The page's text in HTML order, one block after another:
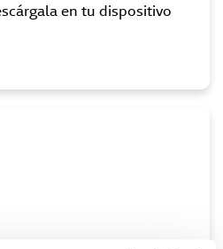
en tu dispositivo